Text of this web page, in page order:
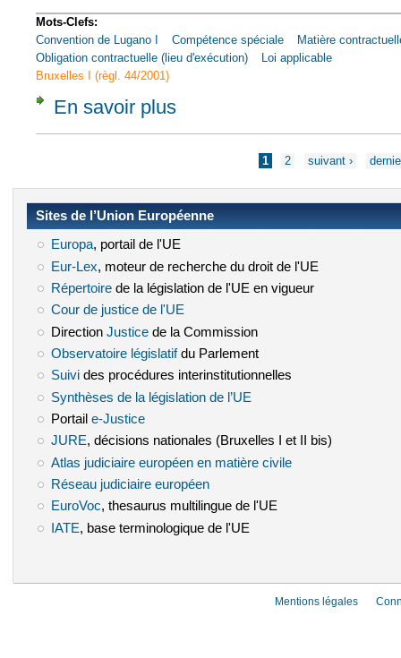
Mots-Clefs:
Convention de Lugano I
Compétence spéciale
Matière
Obligation contractuelle (lieu d'exécution)
Loi applicable
Bruxelles I (règl. 44/2001)
En savoir plus
1 2 suivant ›
Sites de l’Union Européenne
Europa(le lien est externe)
, portail de l'UE
Eur-Lex (le lien est externe)
, moteur de recherche du droit de l'UE
Répertoire(le lien est externe)
de la législation de l'UE en vigueur
Cour de justice de l'UE
Direction Justice(le lien est externe)
de la Commission
Observatoire législatif(le lien est externe)
du Parlement
Suivi(le lien est externe)
des procédures interinstitutionnelles
Synthèses de la législation de l’UE
Portail e-Justice(le lien est externe)
JURE(le lien est externe)
, décisions nationales (Bruxelles I et II bis)
Atlas judiciaire européen en matière civile(le lien est externe)
Réseau judiciaire européen(le lien est externe)
EuroVoc(le lien est externe)
, thesaurus multilingue de l'UE
IATE (le lien est externe)
, base terminologique de l'UE
Mentions légales